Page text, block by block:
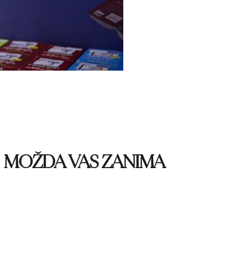
MOŽDA VAS ZANIMA